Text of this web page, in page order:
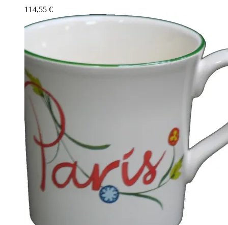
114,55 €